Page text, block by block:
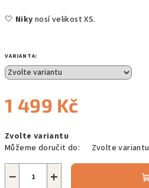
🤍 Niky nosí velikost XS.
VARIANTA:
1 499 Kč
cena:
Zvolte variantu
Můžeme doručit do:
Zvolte variantu
+
−